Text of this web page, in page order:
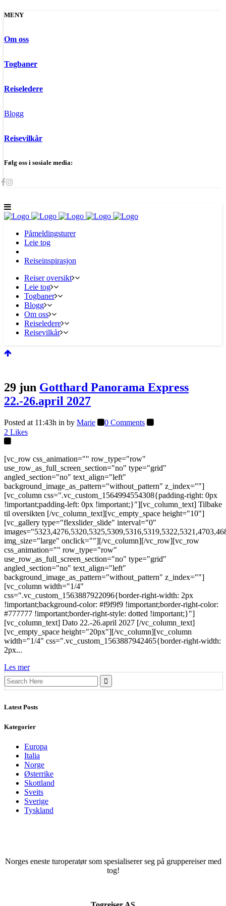
MENY
Om oss
Togbaner
Reiseledere
Blogg
Reisevilkår
Følg oss i sosiale media:
Påmeldingsturer
Leie tog
Reiseinspirasjon
Reiser oversikt
Leie tog
Togbaner
Blogg
Om oss
Reiseledere
Reisevilkår
29 jun Gotthard Panorama Express
22.-26.april 2027
Posted at 11:43h in by Marie
0 Comments
2 Likes
[vc_row css_animation="" row_type="row"
use_row_as_full_screen_section="no" type="grid"
angled_section="no" text_align="left"
background_image_as_pattern="without_pattern" z_index=""]
[vc_column css=".vc_custom_1564994554308{padding-right: 0px
!important;padding-left: 0px !important;}"][vc_column_text] Tilbake
til oversikten [/vc_column_text][vc_empty_space height="10"]
[vc_gallery type="flexslider_slide" interval="0"
img_size="large" onclick=""][/vc_column][/vc_row][vc_row
css_animation="" row_type="row"
use_row_as_full_screen_section="no" type="grid"
angled_section="no" text_align="left"
background_image_as_pattern="without_pattern" z_index=""]
[vc_column width="1/4"
css=".vc_custom_1563887922096{border-right-width: 2px
!important;background-color: #f9f9f9 !important;border-right-color:
#777777 !important;border-right-style: dotted !important;}"]
[vc_column_text] Dato 22.-26.april 2027 [/vc_column_text]
[vc_empty_space height="20px"][/vc_column][vc_column
width="1/4" css=".vc_custom_1563887942465{border-right-width:
2px...
Les mer
Search
for:
Latest Posts
Kategorier
Europa
Italia
Norge
Østerrike
Skottland
Sveits
Sverige
Tyskland
Norges eneste turoperatør som spesialiserer seg på gruppereiser med
tog!